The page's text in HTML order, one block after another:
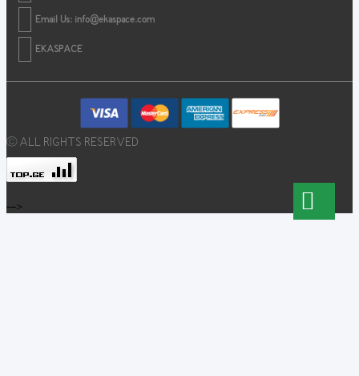
Email Us: info@ekaspace.com
EKASPACE
© ALL RIGHTS RESERVED
-->